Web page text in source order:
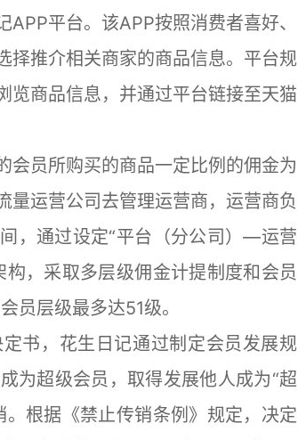
平台。该APP按照消费者喜好、
择推介相关商家的商品信息。平台规
览商品信息，并通过平台链接至天猫
员所购买的商品一定比例的佣金为
量运营公司去管理运营商，运营商负
，通过设定“平台（分公司）—运营
，采取多层级佣金计提制度和会员
员层级最多达51级。
，花生日记通过制定会员发展规
为超级会员，取得发展他人成为“超
根据《禁止传销条例》规定，决定